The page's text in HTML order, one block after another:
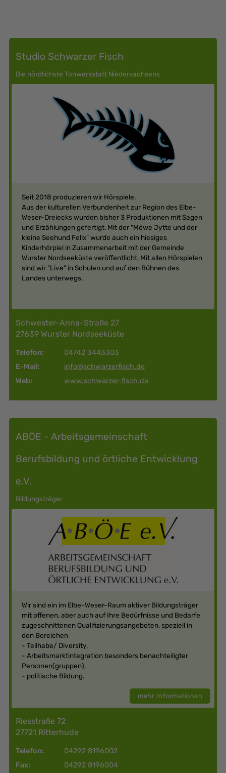
Stadt Cuxhaven
Land Hadeln
Börde Lamstedt
Wurster Nordseeküste
RUBRIK
Beruf
Elternsein
Geschichte und Heimatpflege
Kunst und Kreatives
Literatur
Museen
Musik
Sonstige Themen
Sonstige Themen
Sprache
Theater
Weitere Themen
6 bis 10 Jahre
15 bis 18 Jahre
Senior*innen
Familien
Studio Schwarzer Fisch
Die nördlichste Tonwerkstatt Niedersachsens
Seit 2018 produzieren wir Hörspiele.
Aus der kulturellen Verbundenheit zur Region des Elbe-
Weser-Dreiecks wurden bisher 3 Produktionen mit Sagen
und Erzählungen gefertigt. Mit der "Möwe Jytte und der
kleine Seehund Felix" wurde auch ein hiesiges
Kinderhörpiel in Zusammenarbeit mit der Gemeinde
Wurster Nordseeküste veröffentlicht. Mit allen Hörspielen
sind wir "Live" in Schulen und auf den Bühnen des
Landes unterwegs.
Schwester-Anna-Straße 27
27639 Wurster Nordseeküste
Telefon:
04742 3443303
E-Mail:
info@schwarzerfisch.de
Web:
www.schwarzer-fisch.de
ABÖE - Arbeitsgemeinschaft
Berufsbildung und örtliche Entwicklung
e.V.
Bildungsträger
Wir sind ein im Elbe-Weser-Raum aktiver Bildungsträger
mit offenen, aber auch auf Ihre Bedürfnisse und Bedarfe
zugeschnittenen Qualifizierungsangeboten, speziell in
den Bereichen
- Teilhabe/ Diversity,
- Arbeitsmarktintegration besonders benachteiligter
Personen(gruppen),
- politische Bildung.
mehr Informationen
Riesstraße 72
27721 Ritterhude
Telefon:
04292 8196002
Fax:
04292 8196004